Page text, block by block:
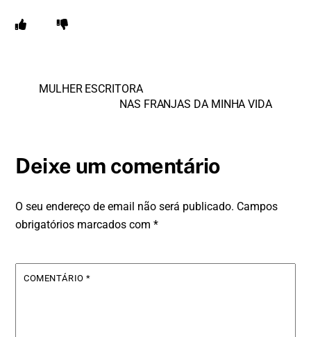
MULHER ESCRITORA
NAS FRANJAS DA MINHA VIDA
Deixe um comentário
O seu endereço de email não será publicado. Campos
obrigatórios marcados com*
COMENTÁRIO*